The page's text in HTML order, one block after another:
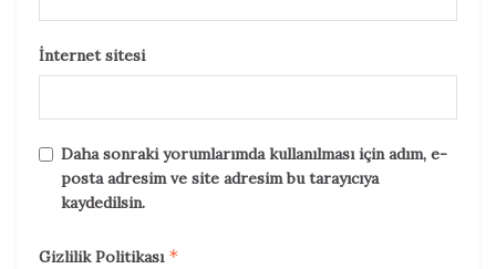
İnternet sitesi
Daha sonraki yorumlarımda kullanılması için adım, e-
posta adresim ve site adresim bu tarayıcıya
kaydedilsin.
Gizlilik Politikası *